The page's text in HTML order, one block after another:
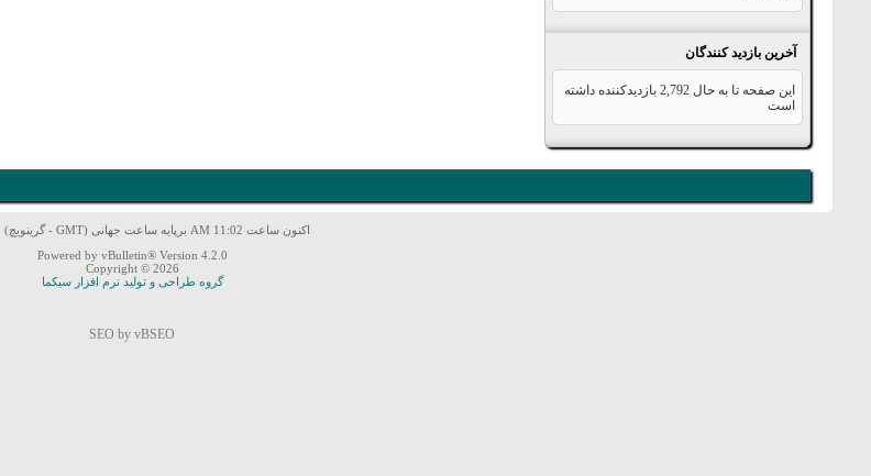
آخرین بازدید کنندگان
این صفحه تا به حال 2,792 بازدیدکننده داشته
است
اکنون ساعت 11:02 AM برپایه ساعت جهانی (GMT - گرینویچ) می باشد.
Powered by vBulletin® Version 4.2.0
Copyright © 2026
گروه طراحی و تولید نرم افزار سیکما
SEO by vBSEO